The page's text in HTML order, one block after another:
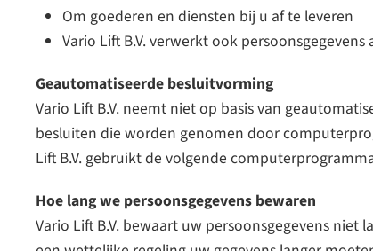
Om goederen en diensten bij u af te leveren
Vario Lift B.V. verwerkt ook
Geautomatiseerde besluitvorming
Vario Lift B.V. neemt niet op basis van
besluiten die worden genomen door
Lift B.V. gebruikt de volgende
Hoe lang we persoonsgegevens bewaren
Vario Lift B.V. bewaart uw persoonsgegevens